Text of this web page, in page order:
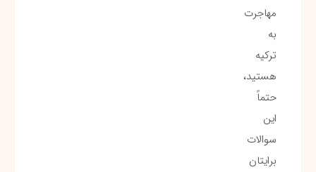
مهاجرت
به
ترکیه
هستید،
حتماً
این
سوالات
برایتان